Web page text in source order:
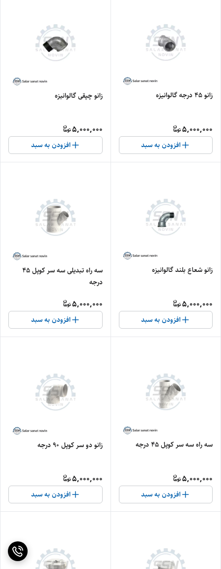
زانو ۴۵ درجه گالوانیزه
5,000,000
افزودن به سبد
زانو چپقی گالوانیزه
5,000,000
افزودن به سبد
زانو شعاع بلند گالوانیزه
5,000,000
افزودن به سبد
سه راه تبدیلی سه سر کوپل 45
درجه
5,000,000
افزودن به سبد
سه راه سه سر کوپل 45 درجه
5,000,000
افزودن به سبد
زانو دو سر کوپل 90 درجه
5,000,000
افزودن به سبد